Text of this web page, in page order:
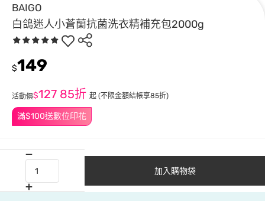
BAIGO
白鴿迷人小蒼蘭抗菌洗衣精補充包2000g
滿$100送數位印花
$149
活動價$127 85折 起 (不限金額結帳享85折)
加入購物袋